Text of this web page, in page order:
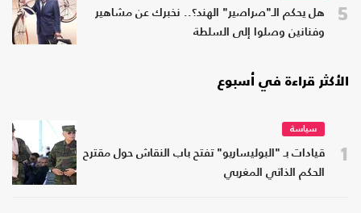
5
هل يحكم الـ"صراصير" الهند؟.. نخبرك عن مشاهير
وفنانين وصلوا إلى السلطة
الأكثر قراءة في أسبوع
1
سياسة
قيادات بـ "البوليساريو" تفتح باب النقاش حول مقترح
الحكم الذاتي المغربي